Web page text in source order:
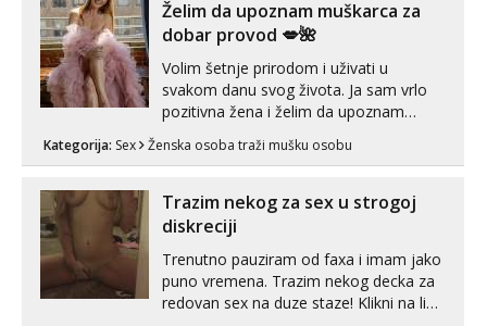
Želim da upoznam muškarca za
dobar provod 💋🌺
Volim šetnje prirodom i uživati u
svakom danu svog života. Ja sam vrlo
pozitivna žena i želim da upoznam
može i nešto više.💋🌺 Klikni na link
Kategorija: Sex Ženska osoba traži mušku osobu
Trazim nekog za sex u strogoj
diskreciji
Trenutno pauziram od faxa i imam jako
puno vremena. Trazim nekog decka za
redovan sex na duze staze! Klikni na link